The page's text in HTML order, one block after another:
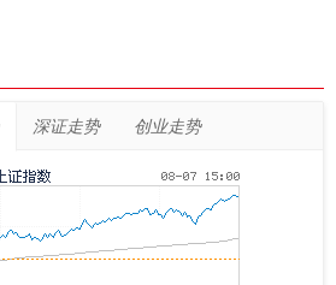
深证走势 创业走势